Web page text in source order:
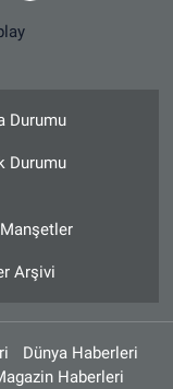
Durumu
Durumu
Arşivi
Dünya Haberleri
Haberleri